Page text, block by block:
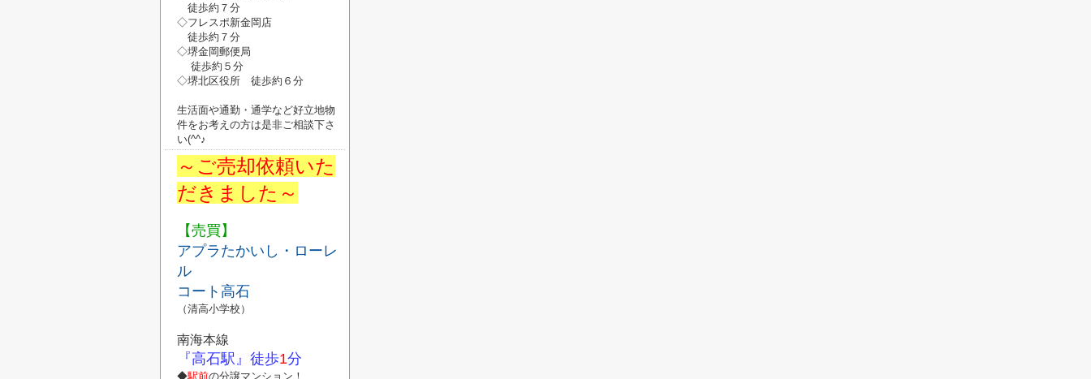
徒歩約７分
◇フレスポ新金岡店
徒歩約７分
◇堺金岡郵便局
徒歩約５分
◇堺北区役所 徒歩約６分
生活面や通勤・通学など好立地物
件をお考えの方は是非ご相談下さ
い(^^♪
～ご売却依頼いた
だきました～
【売買】
アプラたかいし・ローレ
ル
コート高石
（清高小学校）
南海本線
『高石駅』 徒歩1分
◆駅前の分譲マンション！